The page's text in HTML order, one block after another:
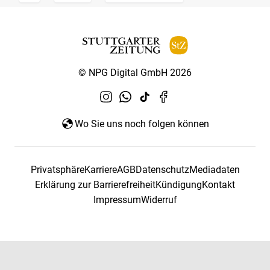
© NPG Digital GmbH 2026
Wo Sie uns noch folgen können
PrivatsphäreKarriereAGBDatenschutzMediadaten
Erklärung zur BarrierefreiheitKündigungKontakt
ImpressumWiderruf